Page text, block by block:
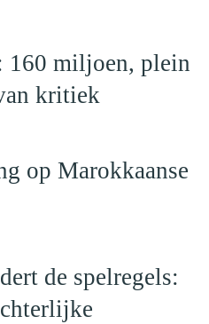
160 miljoen, plein
kritiek
op Marokkaanse
de spelregels: